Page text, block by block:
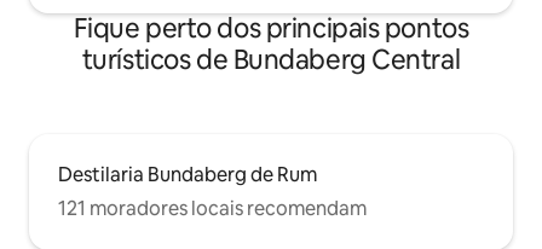
Fique perto dos principais pontos
turísticos de Bundaberg Central
Destilaria Bundaberg de Rum
121 moradores locais recomendam